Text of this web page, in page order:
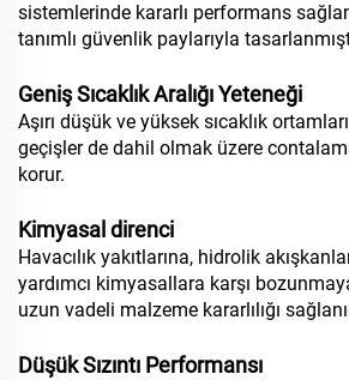
sistemlerinde kararlı performans
tanımlı güvenlik paylarıyla
Geniş Sıcaklık Aralığı Yeteneği
Aşırı düşük ve yüksek sıcaklık
geçişler de dahil olmak üzere
korur.
Kimyasal direnci
Havacılık yakıtlarına, hidrolik
yardımcı kimyasallara karşı
uzun vadeli malzeme kararlılığı
Düşük Sızıntı Performansı